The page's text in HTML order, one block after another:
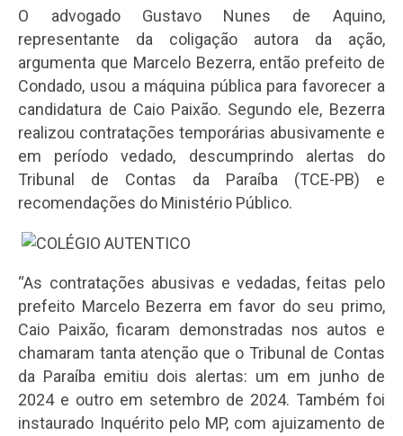
O advogado Gustavo Nunes de Aquino,
representante da coligação autora da ação,
argumenta que Marcelo Bezerra, então prefeito de
Condado, usou a máquina pública para favorecer a
candidatura de Caio Paixão. Segundo ele, Bezerra
realizou contratações temporárias abusivamente e
em período vedado, descumprindo alertas do
Tribunal de Contas da Paraíba (TCE-PB) e
recomendações do Ministério Público.
“As contratações abusivas e vedadas, feitas pelo
prefeito Marcelo Bezerra em favor do seu primo,
Caio Paixão, ficaram demonstradas nos autos e
chamaram tanta atenção que o Tribunal de Contas
da Paraíba emitiu dois alertas: um em junho de
2024 e outro em setembro de 2024. Também foi
instaurado Inquérito pelo MP, com ajuizamento de